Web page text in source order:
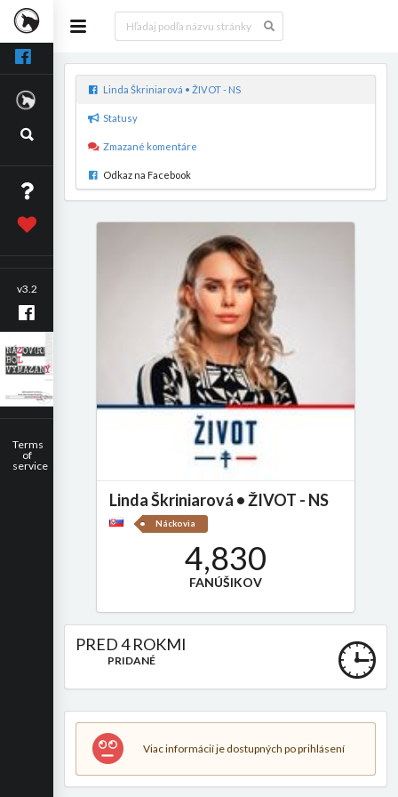
v3.2
Terms
of
service
Linda Škriniarová • ŽIVOT - NS
Statusy
Zmazané komentáre
Odkaz na Facebook
Linda Škriniarová • ŽIVOT - NS
Náckovia
4,830
FANÚŠIKOV
PRED 4 ROKMI
PRIDANÉ
Viac informácií je dostupných po prihlásení